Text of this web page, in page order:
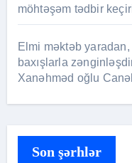
möhtəşəm tədbir
Elmi məktəb
baxışlarla
Xanəhməd oğlu
Son şərhlər